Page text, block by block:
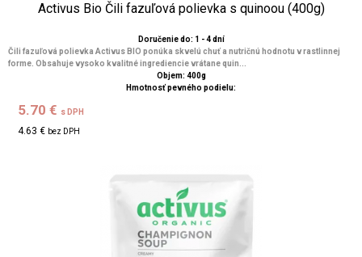
Activus Bio Čili fazuľová polievka s quinoou (400g)
Doručenie do: 1 - 4 dní
Čili fazuľová polievka Activus BIO ponúka skvelú chuť a nutričnú hodnotu v rastlinnej
forme. Obsahuje vysoko kvalitné ingrediencie vrátane quin...
Objem: 400g
Hmotnosť pevného podielu:
5.70 € s DPH
4.63 € bez DPH